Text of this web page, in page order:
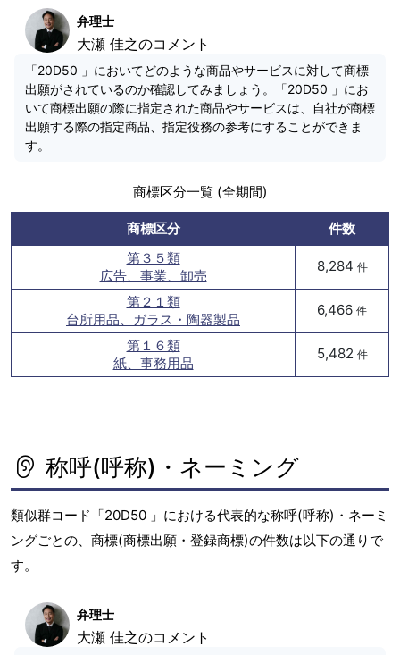
弁理士
大瀬 佳之のコメント
「20D50 」においてどのような商品やサービスに対して商標
出願がされているのか確認してみましょう。「20D50 」にお
いて商標出願の際に指定された商品やサービスは、自社が商標
出願する際の指定商品、指定役務の参考にすることができま
す。
商標区分一覧 (全期間)
商標区分
件数
第３５類
広告、事業、卸売
8,284 件
第２１類
台所用品、ガラス・陶器製品
6,466 件
第１６類
紙、事務用品
5,482 件
称呼(呼称)・ネーミング
類似群コード「20D50 」における代表的な称呼(呼称)・ネーミ
ングごとの、商標(商標出願・登録商標)の件数は以下の通りで
す。
弁理士
大瀬 佳之のコメント